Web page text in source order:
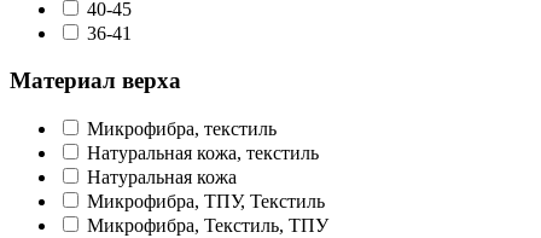
40-45
36-41
Материал верха
Микрофибра, текстиль
Натуральная кожа, текстиль
Натуральная кожа
Микрофибра, ТПУ, Текстиль
Микрофибра, Текстиль, ТПУ